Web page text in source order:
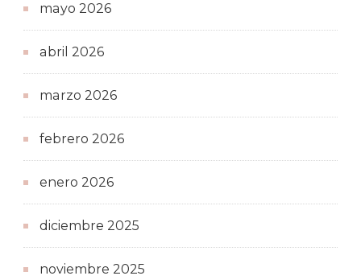
mayo 2026
abril 2026
marzo 2026
febrero 2026
enero 2026
diciembre 2025
noviembre 2025